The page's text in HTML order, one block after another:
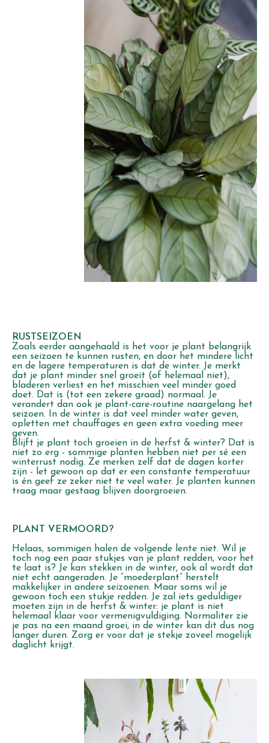
RUSTSEIZOEN
Zoals eerder aangehaald is het voor je plant belangrijk
een seizoen te kunnen rusten, en door het mindere licht
en de lagere temperaturen is dat de winter. Je merkt
dat je plant minder snel groeit (of helemaal niet),
bladeren verliest en het misschien veel minder goed
doet. Dat is (tot een zekere graad) normaal. Je
verandert dan ook je plant-care-routine naargelang het
seizoen. In de winter is dat veel minder water geven,
opletten met chauffages en geen extra voeding meer
geven.
Blijft je plant toch groeien in de herfst & winter? Dat is
niet zo erg - sommige planten hebben niet per sé een
winterrust nodig. Ze merken zelf dat de dagen korter
zijn - let gewoon op dat er een constante temperatuur
is én geef ze zeker niet te veel water. Je planten kunnen
traag maar gestaag blijven doorgroeien.
PLANT VERMOORD?
Helaas, sommigen halen de volgende lente niet. Wil je
toch nog een paar stukjes van je plant redden, voor het
te laat is? Je kan stekken in de winter, ook al wordt dat
niet echt aangeraden. Je “moederplant” herstelt
makkelijker in andere seizoenen. Maar soms wil je
gewoon toch een stukje redden. Je zal iets geduldiger
moeten zijn in de herfst & winter: je plant is niet
helemaal klaar voor vermenigvuldiging. Normaliter zie
je pas na een maand groei, in de winter kan dit dus nog
langer duren. Zorg er voor dat je stekje zoveel mogelijk
daglicht krijgt.